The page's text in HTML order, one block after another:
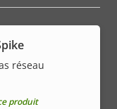
réseau
produit